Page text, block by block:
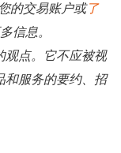
的交易账户或了
信息。
观点。它不应被视
和服务的要约、招